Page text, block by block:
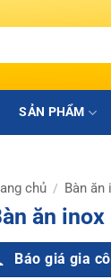
SẢN PHẨM
chủ / Bàn ăn
ăn
Báo giá gia